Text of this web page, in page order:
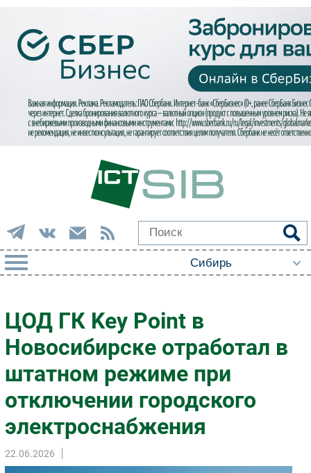
Импорто­замещение
Автоматизация Промышленности
Интернет
Мобильная связь
Фиксированная связь
Интеграция
Рынок ПК
Маркетинг
ЦОД ГК Key Point в
Новосибирске отработал в
штатном режиме при
отключении городского
электроснабжения
22.06.2026